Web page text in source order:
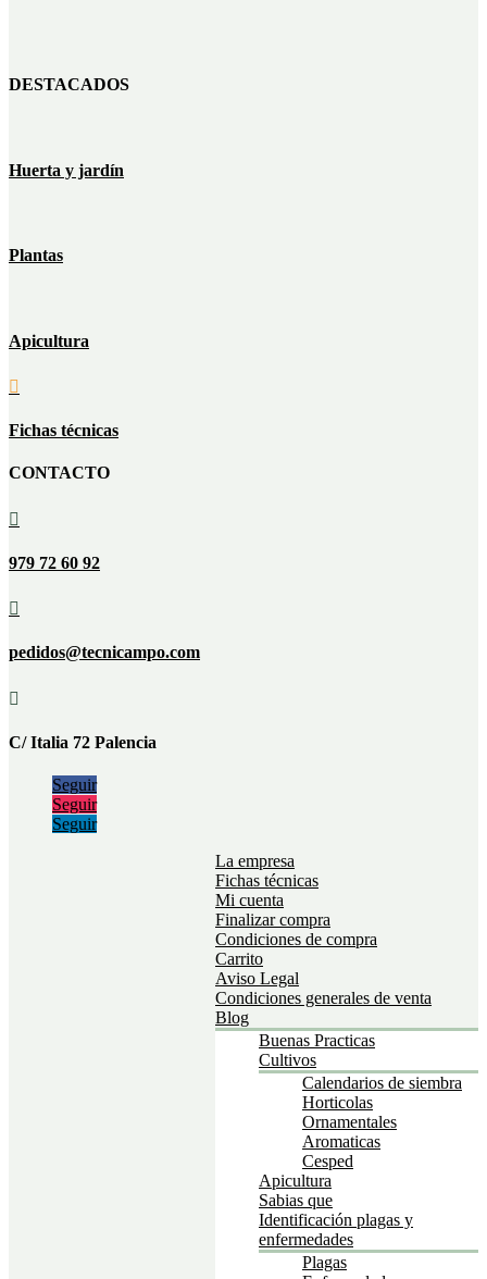
DESTACADOS
Huerta y jardín
Plantas
Apicultura

Fichas técnicas
CONTACTO

979 72 60 92

pedidos@tecnicampo.com

C/ Italia 72 Palencia
Seguir
Seguir
Seguir
La empresa
Fichas técnicas
Mi cuenta
Finalizar compra
Condiciones de compra
Carrito
Aviso Legal
Condiciones generales de venta
Blog
Buenas Practicas
Cultivos
Calendarios de siembra
Horticolas
Ornamentales
Aromaticas
Cesped
Apicultura
Sabias que
Identificación plagas y
enfermedades
Plagas